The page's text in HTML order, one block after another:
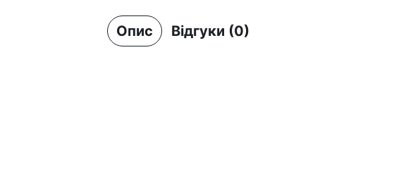
Опис Відгуки (0)